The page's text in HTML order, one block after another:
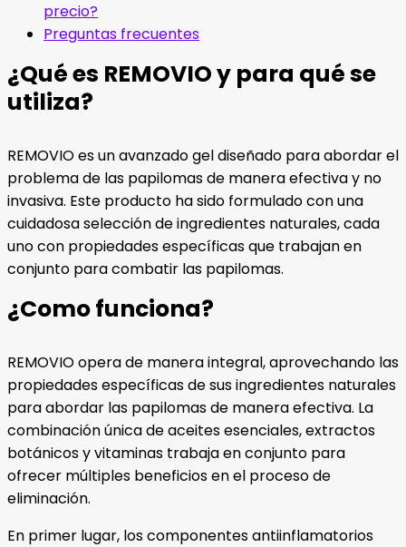
precio?
Preguntas frecuentes
¿Qué es REMOVIO y para qué se
utiliza?
REMOVIO es un avanzado gel diseñado para abordar el
problema de las papilomas de manera efectiva y no
invasiva. Este producto ha sido formulado con una
cuidadosa selección de ingredientes naturales, cada
uno con propiedades específicas que trabajan en
conjunto para combatir las papilomas.
¿Como funciona?
REMOVIO opera de manera integral, aprovechando las
propiedades específicas de sus ingredientes naturales
para abordar las papilomas de manera efectiva. La
combinación única de aceites esenciales, extractos
botánicos y vitaminas trabaja en conjunto para
ofrecer múltiples beneficios en el proceso de
eliminación.
En primer lugar, los componentes antiinflamatorios